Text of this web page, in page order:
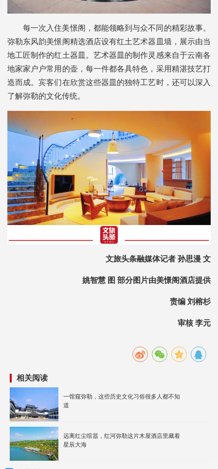
每一次入住美憬阁，都能领略到与众不同的精彩故事。
弥勒东风韵美憬阁精选酒店设有红土艺术器皿墙，展示由当
地工匠制作的红土器皿。艺术器皿的制作灵感来自于云南各
地家家户户常用的壶，每一件都各具特色，采用精湛技艺打
造而成。宾客们在欣赏这些器皿的独特工艺时，还可以深入
了解弥勒的文化传统。
文旅头条融媒体记者 孙思漫 文
姚智慧 图 部分图片由美憬阁酒店提供
责编 刘榕杉
审核 李元
相关阅读
一馆窥弥勒，这些历史文化习俗很多人都不知
道
远离红尘喧嚣，红河弥勒这片木屋酒店里藏着
星辰大海